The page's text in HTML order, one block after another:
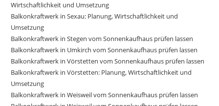
Wirtschaftlichkeit und Umsetzung
Balkonkraftwerk in Sexau: Planung, Wirtschaftlichkeit und
Umsetzung
Balkonkraftwerk in Stegen vom Sonnenkaufhaus prüfen lassen
Balkonkraftwerk in Umkirch vom Sonnenkaufhaus prüfen lassen
Balkonkraftwerk in Vörstetten vom Sonnenkaufhaus prüfen lassen
Balkonkraftwerk in Vörstetten: Planung, Wirtschaftlichkeit und
Umsetzung
Balkonkraftwerk in Weisweil vom Sonnenkaufhaus prüfen lassen